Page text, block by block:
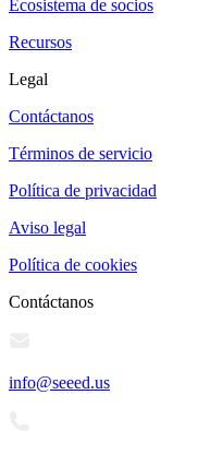
Ecosistema de socios
Recursos
Legal
Contáctanos
Términos de servicio
Política de privacidad
Aviso legal
Política de cookies
Contáctanos
info@seeed.us